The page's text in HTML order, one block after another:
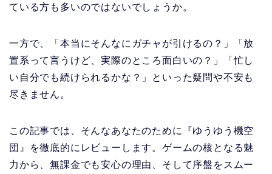
ている方も多いのではないでしょうか。
一方で、「本当にそんなにガチャが引けるの？」「放
置系って言うけど、実際のところ面白いの？」「忙し
い自分でも続けられるかな？」といった疑問や不安も
尽きません。
この記事では、そんなあなたのために『ゆうゆう機空
団』を徹底的にレビューします。ゲームの核となる魅
力から、無課金でも安心の理由、そして序盤をスムー